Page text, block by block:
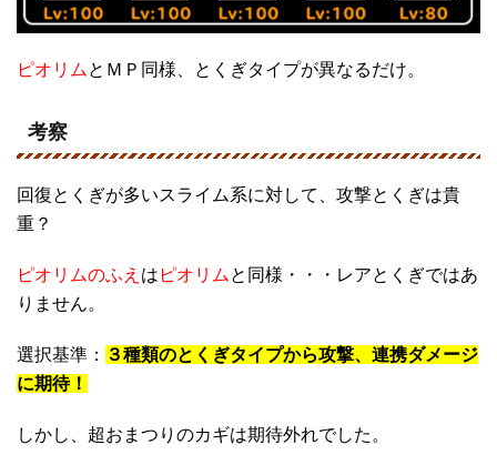
ピオリム とＭＰ同様、とくぎタイプが異なるだけ。
考察
回復とくぎが多いスライム系に対して、攻撃とくぎは貴
重？
ピオリムのふえ は ピオリム と同様・・・レアとくぎではあ
りません。
選択基準：
３種類のとくぎタイプから攻撃、連携ダメージ
に期待！
しかし、超おまつりのカギは期待外れでした。